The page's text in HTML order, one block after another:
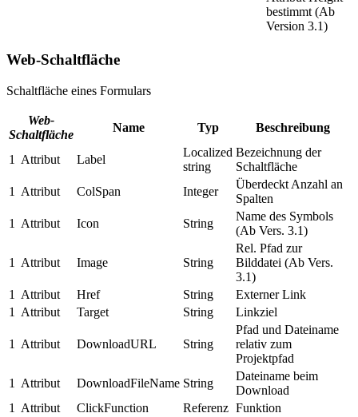
bestimmt (Ab
Version 3.1)
Web-Schaltfläche
Schaltfläche eines Formulars
Web-
Schaltfläche
Name Typ Beschreibung
1 Attribut Label
Localized
string
Bezeichnung der
Schaltfläche
1
Attribut ColSpan Integer
Überdeckt Anzahl an
Spalten
1
Attribut Icon String
Name des Symbols
(Ab Vers. 3.1)
1 Attribut Image String
Rel. Pfad zur
Bilddatei (Ab Vers.
3.1)
1
Attribut Href String
Externer Link
1
Attribut Target String Linkziel
1 Attribut DownloadURL String
Pfad und Dateiname
relativ zum
Projektpfad
1
Attribut DownloadFileName String
Dateiname beim
Download
1
Attribut ClickFunction Referenz Funktion